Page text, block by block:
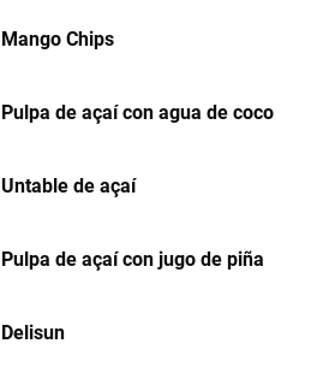
Mango Chips
Pulpa de açaí con agua de coco
Untable de açaí
Pulpa de açaí con jugo de piña
Delisun